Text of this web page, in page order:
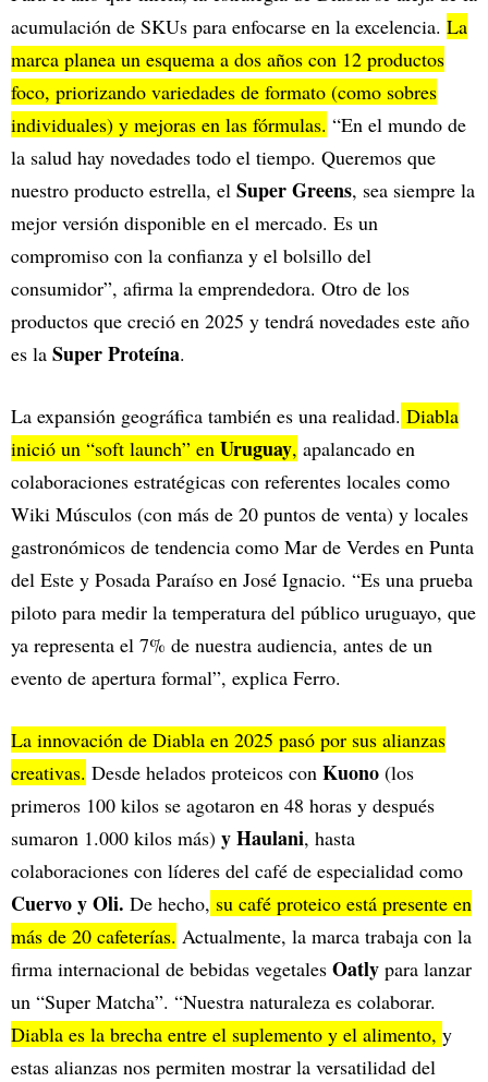
acumulación de SKUs para enfocarse en la excelencia. La
marca planea un esquema a dos años con 12 productos
foco, priorizando variedades de formato (como sobres
individuales) y mejoras en las fórmulas. “En el mundo de
la salud hay novedades todo el tiempo. Queremos que
nuestro producto estrella, el Super Greens, sea siempre la
mejor versión disponible en el mercado. Es un
compromiso con la confianza y el bolsillo del
consumidor”, afirma la emprendedora. Otro de los
productos que creció en 2025 y tendrá novedades este año
es la Super Proteína.
La expansión geográfica también es una realidad. Diabla
inició un “soft launch” en Uruguay, apalancado en
colaboraciones estratégicas con referentes locales como
Wiki Músculos (con más de 20 puntos de venta) y locales
gastronómicos de tendencia como Mar de Verdes en Punta
del Este y Posada Paraíso en José Ignacio. “Es una prueba
piloto para medir la temperatura del público uruguayo, que
ya representa el 7% de nuestra audiencia, antes de un
evento de apertura formal”, explica Ferro.
La innovación de Diabla en 2025 pasó por sus alianzas
creativas. Desde helados proteicos con Kuono (los
primeros 100 kilos se agotaron en 48 horas y después
sumaron 1.000 kilos más) y Haulani, hasta
colaboraciones con líderes del café de especialidad como
Cuervo y Oli. De hecho, su café proteico está presente en
más de 20 cafeterías. Actualmente, la marca trabaja con la
firma internacional de bebidas vegetales Oatly para lanzar
un “Super Matcha”. “Nuestra naturaleza es colaborar.
Diabla es la brecha entre el suplemento y el alimento, y
estas alianzas nos permiten mostrar la versatilidad del